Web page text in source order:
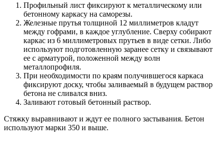
Профильный лист фиксируют к металлическому или
бетонному каркасу на саморезы.
Железные прутья толщиной 12 миллиметров кладут
между гофрами, в каждое углубление. Сверху собирают
каркас из 6 миллиметровых прутьев в виде сетки. Либо
используют подготовленную заранее сетку и связывают
ее с арматурой, положенной между волн
металлопрофиля.
При необходимости по краям получившегося каркаса
фиксируют доску, чтобы заливаемый в будущем раствор
бетона не сливался вниз.
Заливают готовый бетонный раствор.
Стяжку выравнивают и ждут ее полного застывания. Бетон
используют марки 350 и выше.